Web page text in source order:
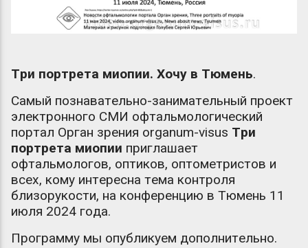
Три портрета миопии. Хочу в Тюмень.
Самый познавательно-занимательный проект
электронного СМИ офтальмологический
портал Орган зрения organum-visus Три
портрета миопии приглашает
офтальмологов, оптиков, оптометристов и
всех, кому интересна тема контроля
близорукости, на конференцию в Тюмень 11
июля 2024 года.
Программу мы опубликуем дополнительно.